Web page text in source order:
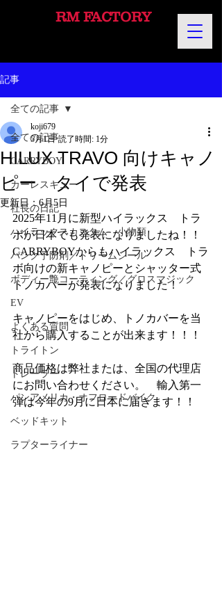
RM FACTORY
記事
全ての記事
CARRYBOY
カーレスキュー
社長の日記
ハイラックスカスタム 小物類
パンク予防剤／ドリームシール
ボディー艶コーティング／グロスマジック
EV
よくある質問
トライトン
トレーラー
パンアメリカ・オフロードバイク
ベッドキット
ラプターライナー
全ての記事
HILUX TRAVO 向けキャノ
ピー タイで発表
koji679
5月1日 読了時間: 1分
更新日：6月5日
2025年11月に新型ハイラックス　トラ
ボが日本でも発表になりましたね！！
CARRYBOYからもハイラックス　トラ
ボ向けの新キャノピーとシャッター式
トノカバーが発表になりました！
キャノピーをはじめ、トノカバーを当
社から購入することが出来ます！！！
商品価格は弊社または、全国の代理店
にお問い合わせください。　輸入第一
弾は今年の9月に日本に届きます！！